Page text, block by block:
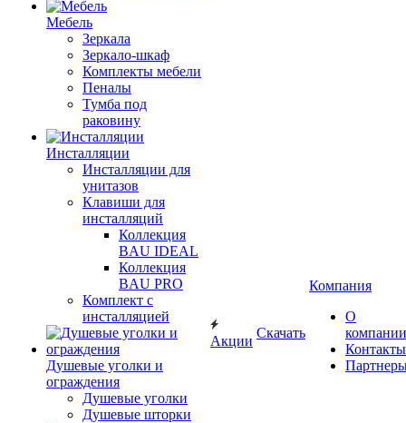
Мебель
Зеркала
Зеркало-шкаф
Комплекты мебели
Пеналы
Тумба под
раковину
Инсталляции
Инсталляции для
унитазов
Клавиши для
инсталляций
Коллекция
BAU IDEAL
Коллекция
BAU PRO
Комплект с
инсталляцией
Душевые уголки и
ограждения
Душевые уголки
Душевые шторки
Акции
Скачать
Компания
О
компании
Контакты